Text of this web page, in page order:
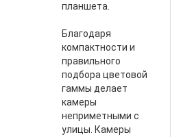
планшета.
Благодаря
компактности и
правильного
подбора цветовой
гаммы делает
камеры
неприметными с
улицы. Камеры